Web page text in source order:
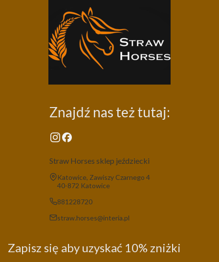
Znajdź nas też tutaj:
Straw Horses sklep jeździecki
Adres:
Katowice, Zawiszy Czarnego 4
40-872 Katowice
881228720
straw.horses@interia.pl
Zapisz się aby uzyskać 10% zniżki